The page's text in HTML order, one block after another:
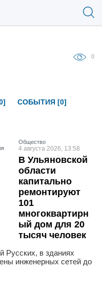
0
СОБЫТИЯ [0]
Общество
4 августа 2026, 13:58
В Ульяновской
области
капитально
ремонтируют
101
многоквартирн
ый дом для 20
тысяч человек
Русских, в зданиях
инженерных сетей до